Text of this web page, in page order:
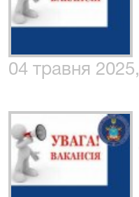
04 травня